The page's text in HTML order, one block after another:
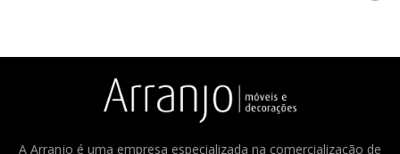
A Arranjo é uma empresa especializada na comercialização de